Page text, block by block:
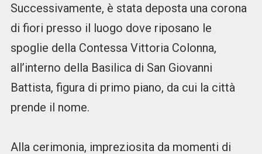
Successivamente, è stata deposta una corona
di fiori presso il luogo dove riposano le
spoglie della Contessa Vittoria Colonna,
all’interno della Basilica di San Giovanni
Battista, figura di primo piano, da cui la città
prende il nome.
Alla cerimonia, impreziosita da momenti di